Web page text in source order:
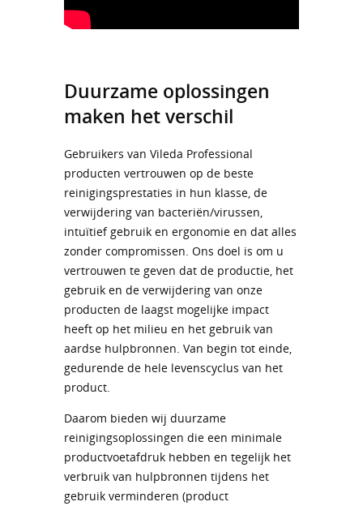
Duurzame oplossingen
maken het verschil
Gebruikers van Vileda Professional
producten vertrouwen op de beste
reinigingsprestaties in hun klasse, de
verwijdering van bacteriën/virussen,
intuïtief gebruik en ergonomie en dat alles
zonder compromissen. Ons doel is om u
vertrouwen te geven dat de productie, het
gebruik en de verwijdering van onze
producten de laagst mogelijke impact
heeft op het milieu en het gebruik van
aardse hulpbronnen. Van begin tot einde,
gedurende de hele levenscyclus van het
product.
Daarom bieden wij duurzame
reinigingsoplossingen die een minimale
productvoetafdruk hebben en tegelijk het
verbruik van hulpbronnen tijdens het
gebruik verminderen (product